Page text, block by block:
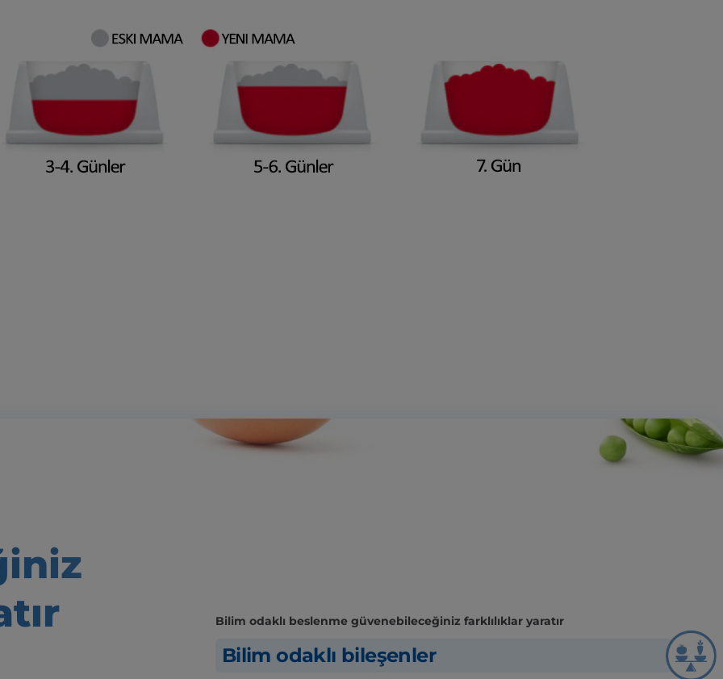
Bilim odaklı beslenme güvenebileceğiniz farklılıklar yaratır
Bilim odaklı bileşenler